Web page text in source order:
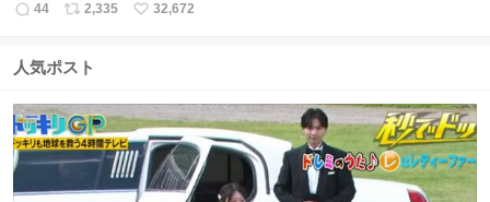
返
数
44
リ
ス
数
2,335
い
32,672
人気ポスト